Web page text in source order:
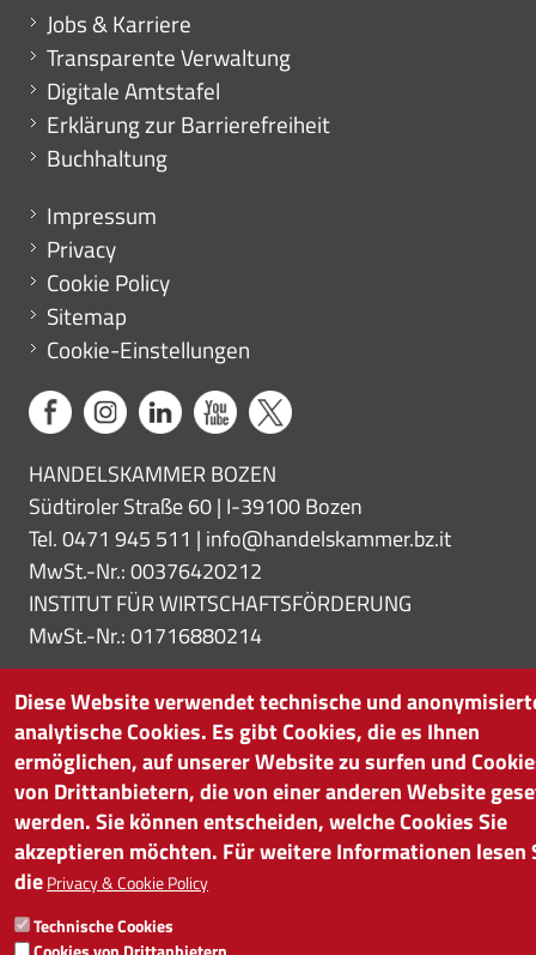
Mini menu di servizio
Jobs & Karriere
Transparente Verwaltung
Digitale Amtstafel
Erklärung zur Barrierefreiheit
Buchhaltung
Menu footer
Impressum
Privacy
Cookie Policy
Sitemap
Cookie-Einstellungen
HANDELSKAMMER BOZEN
Südtiroler Straße 60 | I-39100 Bozen
Tel. 0471 945 511 | info@handelskammer.bz.it
MwSt.-Nr.: 00376420212
INSTITUT FÜR WIRTSCHAFTSFÖRDERUNG
MwSt.-Nr.: 01716880214
Diese Website verwendet technische und
analytische Cookies. Es gibt Cookies, die es Ihnen
ermöglichen, auf unserer Website zu surfen und
von Drittanbietern, die von einer anderen Website
werden. Sie können entscheiden, welche Cookies Sie
akzeptieren möchten. Für weitere Informationen lesen
diePrivacy & Cookie Policy
Technische Cookies